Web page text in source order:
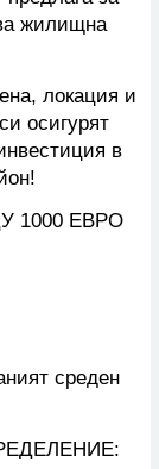
жилищна
локация и
осигурят
в
1000 ЕВРО
среден